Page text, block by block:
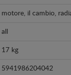
motore, il cambio,
all
17 kg
5941986204042